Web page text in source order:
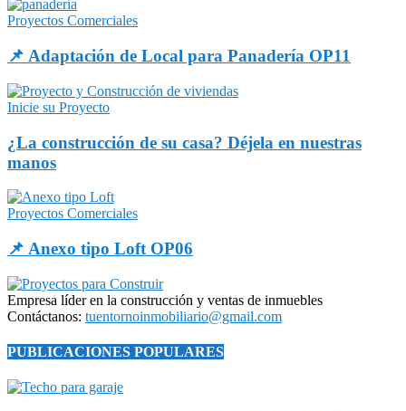
Proyectos Comerciales
📌 Adaptación de Local para Panadería OP11
Inicie su Proyecto
¿La construcción de su casa? Déjela en nuestras
manos
Proyectos Comerciales
📌 Anexo tipo Loft OP06
Empresa líder en la construcción y ventas de inmuebles
Contáctanos: tuentornoinmobiliario@gmail.com
PUBLICACIONES POPULARES